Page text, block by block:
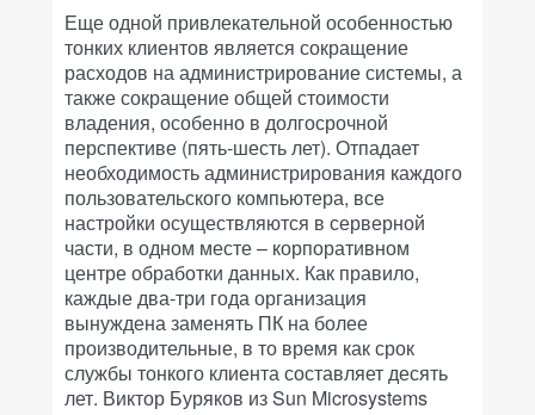
Еще одной привлекательной особенностью
тонких клиентов является сокращение
расходов на администрирование системы, а
также сокращение общей стоимости
владения, особенно в долгосрочной
перспективе (пять-шесть лет). Отпадает
необходимость администрирования каждого
пользовательского компьютера, все
настройки осуществляются в серверной
части, в одном месте – корпоративном
центре обработки данных. Как правило,
каждые два-три года организация
вынуждена заменять ПК на более
производительные, в то время как срок
службы тонкого клиента составляет десять
лет. Виктор Буряков из Sun Microsystems